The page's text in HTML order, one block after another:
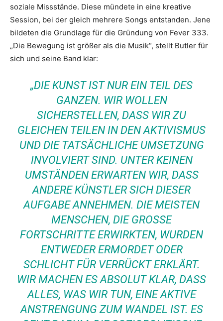
soziale Missstände. Diese mündete in eine kreative
Session, bei der gleich mehrere Songs entstanden. Jene
bildeten die Grundlage für die Gründung von Fever 333.
„Die Bewegung ist größer als die Musik“, stellt Butler für
sich und seine Band klar:
„DIE KUNST IST NUR EIN TEIL DES
GANZEN. WIR WOLLEN
SICHERSTELLEN, DASS WIR ZU
GLEICHEN TEILEN IN DEN AKTIVISMUS
UND DIE TATSÄCHLICHE UMSETZUNG
INVOLVIERT SIND. UNTER KEINEN
UMSTÄNDEN ERWARTEN WIR, DASS
ANDERE KÜNSTLER SICH DIESER
AUFGABE ANNEHMEN. DIE MEISTEN
MENSCHEN, DIE GROSSE F
ORTSCHRITTE ERWIRKTEN, WURDEN E
NTWEDER ERMORDET ODER S
CHLICHT FÜR VERRÜCKT ERKLÄRT. W
IR MACHEN ES ABSOLUT KLAR, DASS A
LLES, WAS WIR TUN, EINE AKTIVE A
NSTRENGUNG ZUM WANDEL IST. ES G